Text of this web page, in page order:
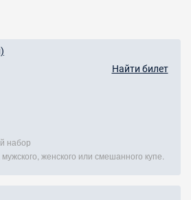
Найти билет
набор
женского или смешанного купе.